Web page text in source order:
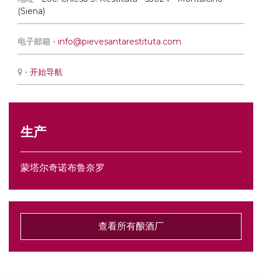
生产
蒙塔尔奇诺布鲁奈罗
查看所有酿酒厂
(Siena)
电子邮箱 • info@pievesantarestituta.com
• 开始导航